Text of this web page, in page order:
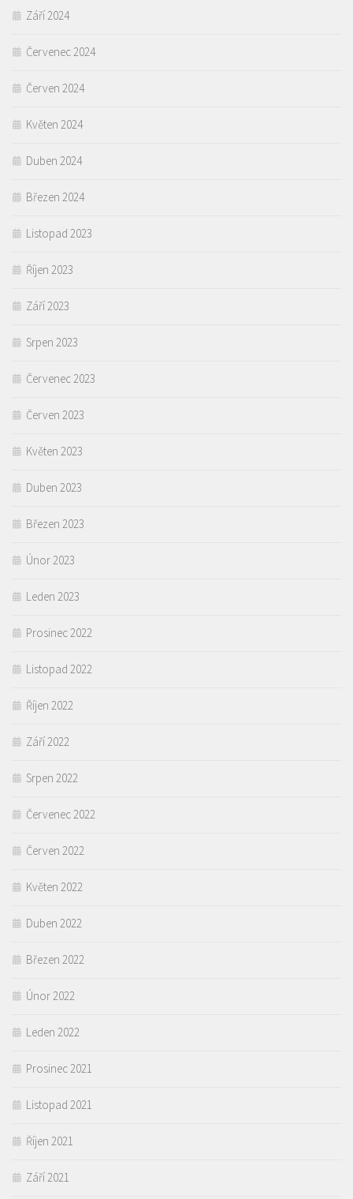
Září 2024
Červenec 2024
Červen 2024
Květen 2024
Duben 2024
Březen 2024
Listopad 2023
Říjen 2023
Září 2023
Srpen 2023
Červenec 2023
Červen 2023
Květen 2023
Duben 2023
Březen 2023
Únor 2023
Leden 2023
Prosinec 2022
Listopad 2022
Říjen 2022
Září 2022
Srpen 2022
Červenec 2022
Červen 2022
Květen 2022
Duben 2022
Březen 2022
Únor 2022
Leden 2022
Prosinec 2021
Listopad 2021
Říjen 2021
Září 2021